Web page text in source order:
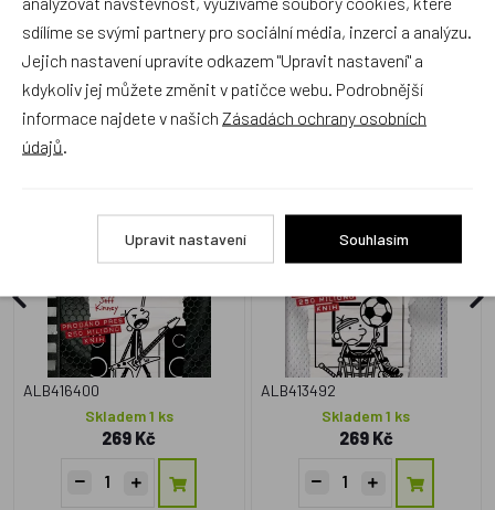
Zboží se stejným motivem
Deník malého poseroutky
Kinney
Český výrobek
ALB416400
Skladem 1 ks
269 Kč
Kinney
Český výrobek
ALB413492
Skladem 1 ks
269 Kč
sdílíme se svými partnery pro sociální média, inzerci a analýzu.
Jejich nastavení upravíte odkazem "Upravit nastavení" a
kdykoliv jej můžete změnit v patičce webu. Podrobnější
informace najdete v našich Zásadách ochrany osobních
údajů
Upravit nastavení Souhlasím